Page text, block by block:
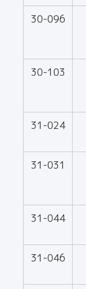
30-096
30-103
31-024
31-031
31-044
31-046